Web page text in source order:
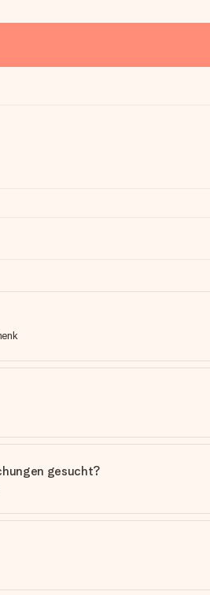
gesucht?